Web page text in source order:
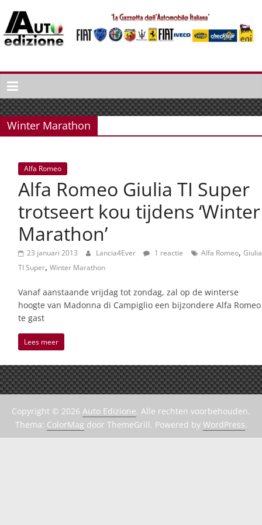
naar
inhoud
Auto
Edizione
La
Gazetta
dell'Automobile
Italiaans
autonieuws
lifestyle
Winter Marathon
Alfa Romeo
Alfa Romeo Giulia TI Super
trotseert kou tijdens ‘Winter
Marathon’
23 januari 2013 Lancia4Ever 1 reactie Alfa Romeo, Giulia
TI Super, Winter Marathon
Vanaf aanstaande vrijdag tot zondag, zal op de winterse
hoogte van Madonna di Campiglio een bijzondere Alfa Romeo
te gast
Lees meer
Copyright © 2026 Auto Edizione. Alle rechten voorbehouden.
Thema: ColorMag door ThemeGrill. Powered by WordPress.